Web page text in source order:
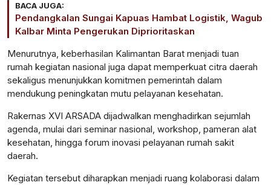
BACA JUGA:
Pendangkalan Sungai Kapuas Hambat Logistik, Wagub
Kalbar Minta Pengerukan Diprioritaskan
Menurutnya, keberhasilan Kalimantan Barat menjadi tuan
rumah kegiatan nasional juga dapat memperkuat citra daerah
sekaligus menunjukkan komitmen pemerintah dalam
mendukung peningkatan mutu pelayanan kesehatan.
Rakernas XVI ARSADA dijadwalkan menghadirkan sejumlah
agenda, mulai dari seminar nasional, workshop, pameran alat
kesehatan, hingga forum inovasi pelayanan rumah sakit
daerah.
Kegiatan tersebut diharapkan menjadi ruang kolaborasi dalam